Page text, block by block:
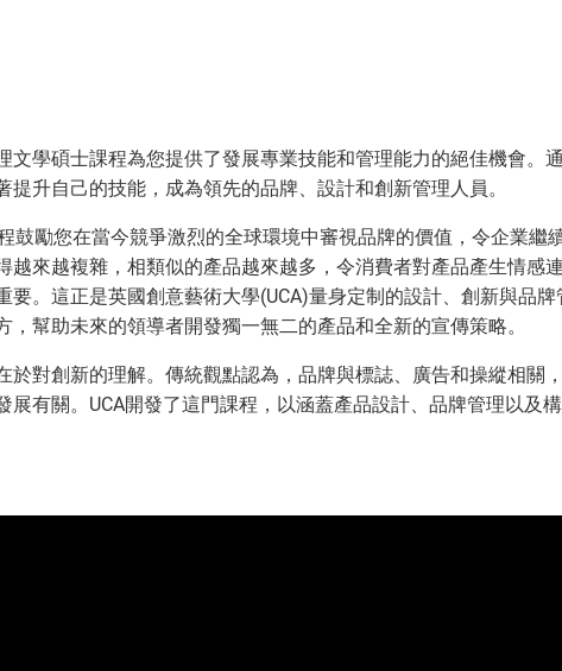
文學碩士課程為您提供了發展專業技能和管理能力的絕佳機會。
提升自己的技能，成為領先的品牌、設計和創新管理人員。
鼓勵您在當今競爭激烈的全球環境中審視品牌的價值，令企業繼
越來越複雜，相類似的產品越來越多，令消費者對產品產生情感
要。這正是英國創意藝術大學(UCA)量身定制的設計、創新與品牌
，幫助未來的領導者開發獨一無二的產品和全新的宣傳策略。
於對創新的理解。傳統觀點認為，品牌與標誌、廣告和操縱相關
展有關。UCA開發了這門課程，以涵蓋產品設計、品牌管理以及